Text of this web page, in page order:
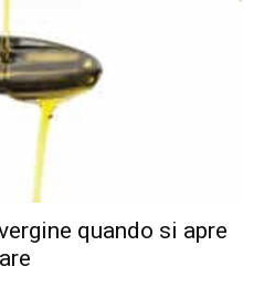
quando si apre